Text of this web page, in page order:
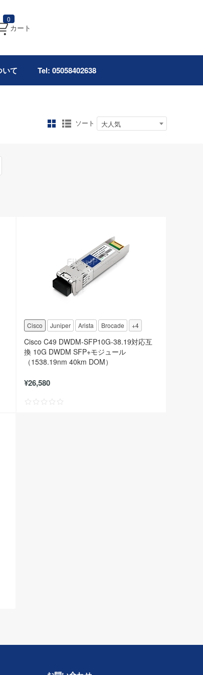
0
カート
て Tel: 05058402638
ソート 大人気
Cisco Juniper Arista Brocade +4
Cisco C49 DWDM-SFP10G-38.19対応互
換 10G DWDM SFP+モジュール
（1538.19nm 40km DOM）
¥26,580